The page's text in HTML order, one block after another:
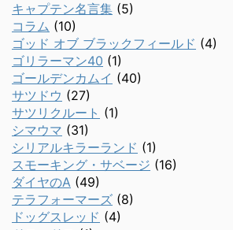
キャプテン名言集 (5)
コラム (10)
ゴッド オブ ブラックフィールド (4)
ゴリラーマン40 (1)
ゴールデンカムイ (40)
サツドウ (27)
サツリクルート (1)
シマウマ (31)
シリアルキラーランド (1)
スモーキング・サベージ (16)
ダイヤのA (49)
テラフォーマーズ (8)
ドッグスレッド (4)